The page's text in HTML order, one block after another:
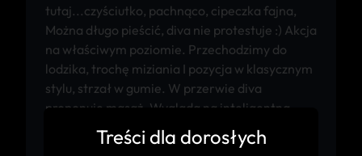
tutaj...czyściutko, pachnąco, cipeczka fajna,
Można długo pieścić, diva nie protestuje :) Akcja
na właściwym poziomie. Przechodzimy do
lodzika, trochę miziania I pozycja w klasycznym
stylu, strzał w gumie. W przerwie diva
proponuję masaż. Wygląda na inteligentną
fajną dziewczynę. dba o nas I miłą atmosferę.
Po chwili przerwy próbujemy drugi raz :) znów
Treści dla dorosłych